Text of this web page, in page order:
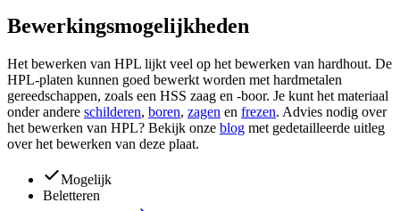
Bewerkingsmogelijkheden
Het bewerken van HPL lijkt veel op het bewerken van hardhout. De
HPL-platen kunnen goed bewerkt worden met hardmetalen
gereedschappen, zoals een HSS zaag en -boor. Je kunt het materiaal
onder andere schilderen, boren, zagen en frezen. Advies nodig over
het bewerken van HPL? Bekijk onze blog met gedetailleerde uitleg
over het bewerken van deze plaat.
Mogelijk
Beletteren